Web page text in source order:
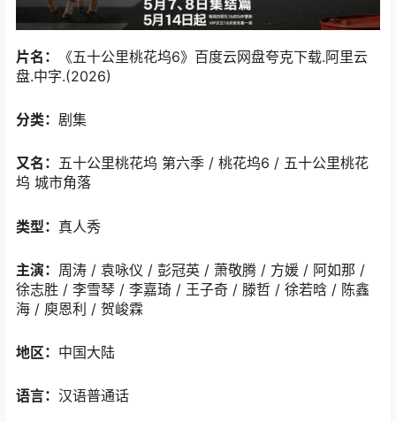
片名：
《五十公里桃花坞6》百度云网盘夸克下载.阿里云
盘.中字.(2026)
分类： 剧集
又名： 五十公里桃花坞 第六季 / 桃花坞6 / 五十公里桃花
坞 城市角落
类型： 真人秀
主演： 周涛 / 袁咏仪 / 彭冠英 / 萧敬腾 / 方媛 / 阿如那 /
徐志胜 / 李雪琴 / 李嘉琦 / 王子奇 / 滕哲 / 徐若晗 / 陈鑫
海 / 庾恩利 / 贺峻霖
地区： 中国大陆
语言： 汉语普通话